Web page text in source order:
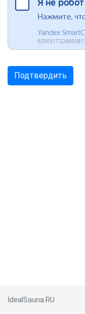
IdealSauna.RU